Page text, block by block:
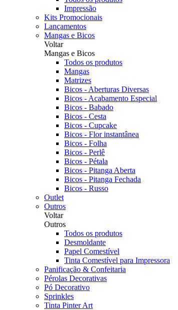
Impressão
Kits Promocionais
Lançamentos
Mangas e Bicos
Voltar
Mangas e Bicos
Todos os produtos
Mangas
Matrizes
Bicos - Aberturas Diversas
Bicos - Acabamento Especial
Bicos - Babado
Bicos - Cesta
Bicos - Cupcake
Bicos - Flor instantânea
Bicos - Folha
Bicos - Perlê
Bicos - Pétala
Bicos - Pitanga Aberta
Bicos - Pitanga Fechada
Bicos - Russo
Outlet
Outros
Voltar
Outros
Todos os produtos
Desmoldante
Papel Comestível
Tinta Comestível para Impressora
Panificação & Confeitaria
Pérolas Decorativas
Pó Decorativo
Sprinkles
Tinta Pinter Art